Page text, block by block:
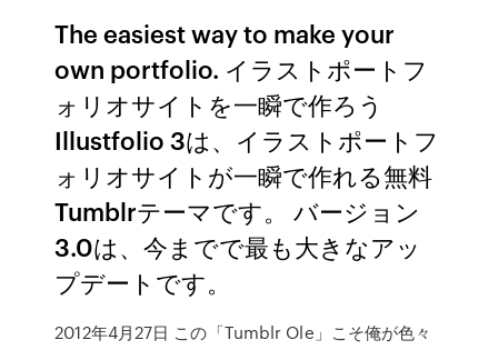
The easiest way to make your
own portfolio. イラストポートフ
ォリオサイトを一瞬で作ろう
Illustfolio 3は、イラストポートフ
ォリオサイトが一瞬で作れる無料
Tumblrテーマです。 バージョン
3.0は、今までで最も大きなアッ
プデートです。
2012年4月27日 この「Tumblr Ole」こそ俺が色々